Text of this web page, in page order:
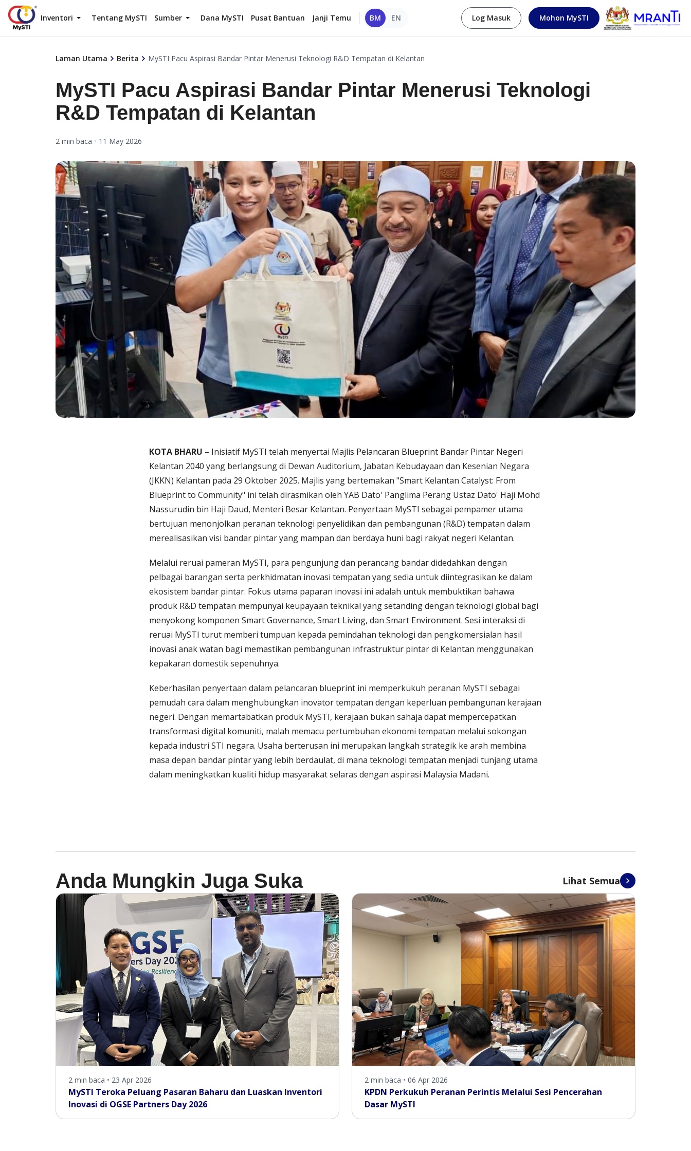
Inventori Tentang MySTI Sumber Dana MySTI Pusat Bantuan Janji Temu BM EN Log Masuk Mohon MySTI
Laman Utama Berita MySTI Pacu Aspirasi Bandar Pintar Menerusi Teknologi R&D Tempatan di Kelantan
MySTI Pacu Aspirasi Bandar Pintar Menerusi Teknologi
R&D Tempatan di Kelantan
2 min baca • 11 May 2026
KOTA BHARU – Inisiatif MySTI telah menyertai Majlis Pelancaran Blueprint Bandar Pintar Negeri
Kelantan 2040 yang berlangsung di Dewan Auditorium, Jabatan Kebudayaan dan Kesenian Negara
(JKKN) Kelantan pada 29 Oktober 2025. Majlis yang bertemakan "Smart Kelantan Catalyst: From
Blueprint to Community" ini telah dirasmikan oleh YAB Dato' Panglima Perang Ustaz Dato' Haji Mohd
Nassurudin bin Haji Daud, Menteri Besar Kelantan. Penyertaan MySTI sebagai pempamer utama
bertujuan menonjolkan peranan teknologi penyelidikan dan pembangunan (R&D) tempatan dalam
merealisasikan visi bandar pintar yang mampan dan berdaya huni bagi rakyat negeri Kelantan.
Melalui reruai pameran MySTI, para pengunjung dan perancang bandar didedahkan dengan
pelbagai barangan serta perkhidmatan inovasi tempatan yang sedia untuk diintegrasikan ke dalam
ekosistem bandar pintar. Fokus utama paparan inovasi ini adalah untuk membuktikan bahawa
produk R&D tempatan mempunyai keupayaan teknikal yang setanding dengan teknologi global bagi
menyokong komponen Smart Governance, Smart Living, dan Smart Environment. Sesi interaksi di
reruai MySTI turut memberi tumpuan kepada pemindahan teknologi dan pengkomersialan hasil
inovasi anak watan bagi memastikan pembangunan infrastruktur pintar di Kelantan menggunakan
kepakaran domestik sepenuhnya.
Keberhasilan penyertaan dalam pelancaran blueprint ini memperkukuh peranan MySTI sebagai
pemudah cara dalam menghubungkan inovator tempatan dengan keperluan pembangunan kerajaan
negeri. Dengan memartabatkan produk MySTI, kerajaan bukan sahaja dapat mempercepatkan
transformasi digital komuniti, malah memacu pertumbuhan ekonomi tempatan melalui sokongan
kepada industri STI negara. Usaha berterusan ini merupakan langkah strategik ke arah membina
masa depan bandar pintar yang lebih berdaulat, di mana teknologi tempatan menjadi tunjang utama
dalam meningkatkan kualiti hidup masyarakat selaras dengan aspirasi Malaysia Madani.
Anda Mungkin Juga Suka Lihat Semua
2 min baca • 23 Apr 2026
MySTI Teroka Peluang Pasaran Baharu dan Luaskan Inventori
Inovasi di OGSE Partners Day 2026
2 min baca • 06 Apr 2026
KPDN Perkukuh Peranan Perintis Melalui Sesi Pencerahan
Dasar MySTI